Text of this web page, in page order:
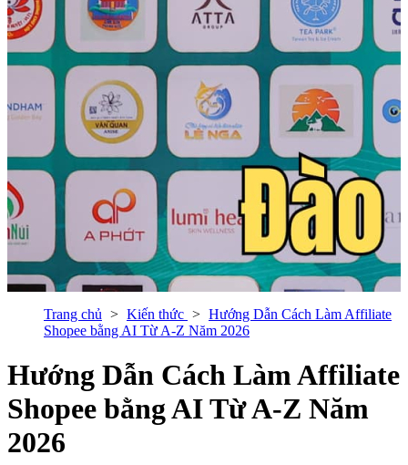
Trang chủ Kiến thức
Hướng Dẫn Cách Làm Affiliate
Shopee bằng AI Từ A-Z Năm 2026
Hướng Dẫn Cách Làm Affiliate
Shopee bằng AI Từ A-Z Năm
2026